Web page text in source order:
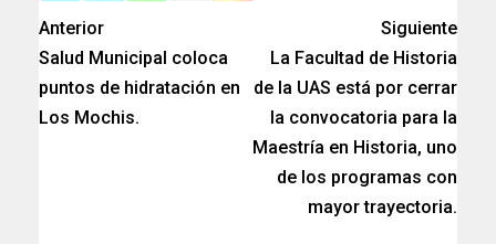
Anterior
Salud Municipal coloca
puntos de hidratación en
Los Mochis.
Siguiente
La Facultad de Historia
de la UAS está por cerrar
la convocatoria para la
Maestría en Historia, uno
de los programas con
mayor trayectoria.